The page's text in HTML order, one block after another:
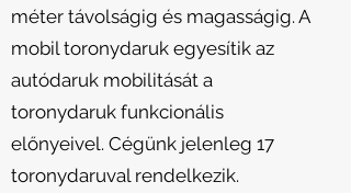
méter távolságig és magasságig. A
mobil toronydaruk egyesítik az
autódaruk mobilitását a
toronydaruk funkcionális
előnyeivel. Cégünk jelenleg 17
toronydaruval rendelkezik.